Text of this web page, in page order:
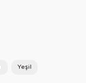
Yeşil